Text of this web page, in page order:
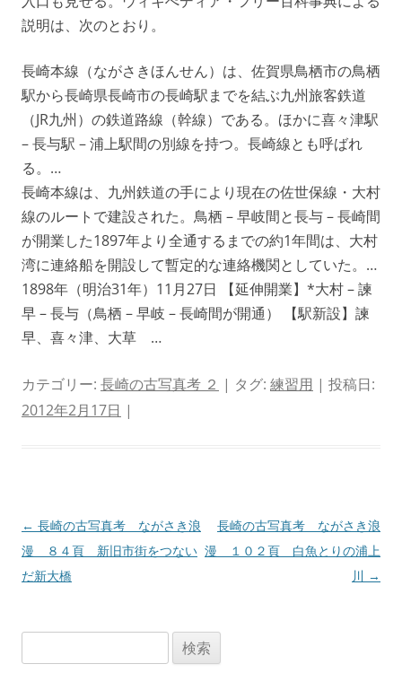
説明は、次のとおり。
長崎本線（ながさきほんせん）は、佐賀県鳥栖市の鳥栖
駅から長崎県長崎市の長崎駅までを結ぶ九州旅客鉄道
（JR九州）の鉄道路線（幹線）である。ほかに喜々津駅
– 長与駅 – 浦上駅間の別線を持つ。長崎線とも呼ばれ
る。…
長崎本線は、九州鉄道の手により現在の佐世保線・大村
線のルートで建設された。鳥栖 – 早岐間と長与 – 長崎間
が開業した1897年より全通するまでの約1年間は、大村
湾に連絡船を開設して暫定的な連絡機関としていた。…
1898年（明治31年）11月27日 【延伸開業】*大村 – 諫
早 – 長与（鳥栖 – 早岐 – 長崎間が開通） 【駅新設】諫
早、喜々津、大草 …
カテゴリー: 長崎の古写真考 ２ | タグ: 練習用 | 投稿日:
2012年2月17日 |
投
稿
ナ
← 長崎の古写真考 ながさき浪
漫 ８４頁 新旧市街をつない
だ新大橋
長崎の古写真考 ながさき浪
漫 １０２頁 白魚とりの浦上
川 →
索: